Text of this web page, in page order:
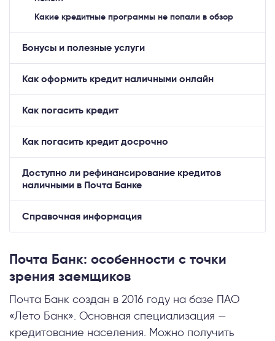
Какие кредитные программы не попали в обзор
Бонусы и полезные услуги
Как оформить кредит наличными онлайн
Как погасить кредит
Как погасить кредит досрочно
Доступно ли рефинансирование кредитов
наличными в Почта Банке
Справочная информация
Почта Банк: особенности с точки
зрения заемщиков
Почта Банк создан в 2016 году на базе ПАО
«Лето Банк». Основная специализация —
кредитование населения. Можно получить